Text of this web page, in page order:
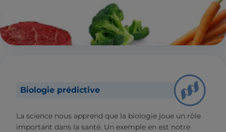
Biologie prédictive
La science nous apprend que la biologie joue un rôle
important dans la santé. Un exemple en est notre